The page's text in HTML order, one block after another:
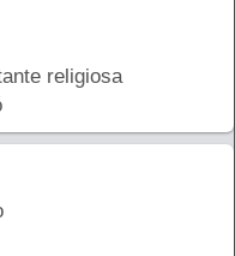
religiosa